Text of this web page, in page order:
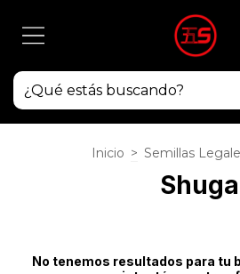
Inicio > Semillas
Shuga
No tenemos resultados para tu